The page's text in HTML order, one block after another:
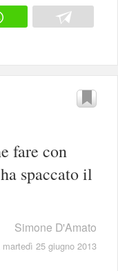
fare con
spaccato il
Simone D'Amato
martedì 25 giugno 2013